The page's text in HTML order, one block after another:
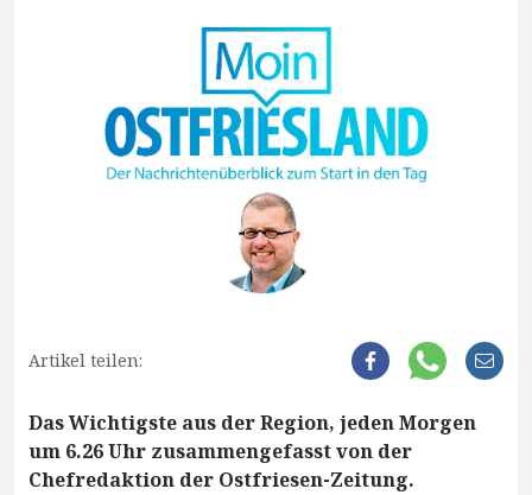
Artikel teilen:
Das Wichtigste aus der Region, jeden Morgen
um 6.26 Uhr zusammengefasst von der
Chefredaktion der Ostfriesen-Zeitung.